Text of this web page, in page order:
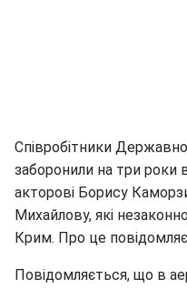
Співробітники
заборонили на три роки
акторові Борису
Михайлову, які
Крим. Про це
Повідомляється, що в